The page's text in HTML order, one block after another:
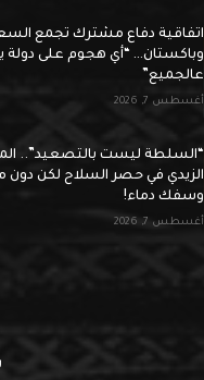
اتفاقية دفاع مشترك تجمع
وباكستان… “أي هجوم على دولة
عالجميع”
أغسطس 7, 2026
“السلطة ليست بالتصعيد”..
الزيدي في حصر السلاح لكن دون
وسفك دماء!
أغسطس 7, 2026